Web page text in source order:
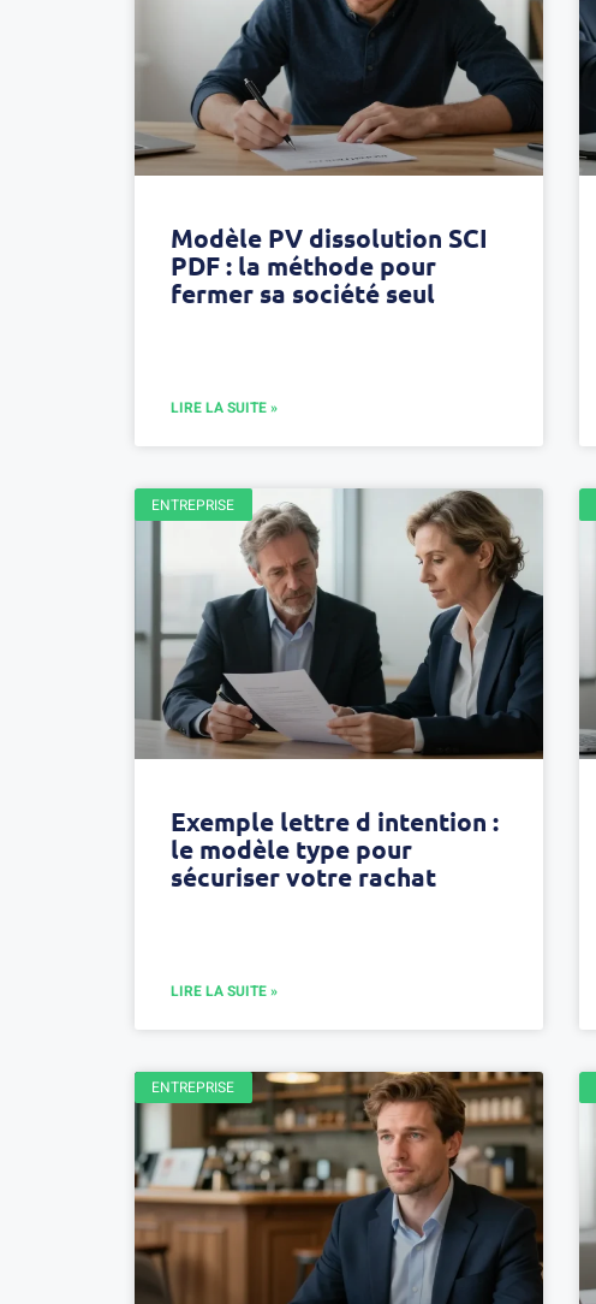
Modèle PV dissolution SCI
PDF : la méthode pour
fermer sa société seul
LIRE LA SUITE »
ENTREPRISE
Exemple lettre d intention :
le modèle type pour
sécuriser votre rachat
LIRE LA SUITE »
ENTREPRISE